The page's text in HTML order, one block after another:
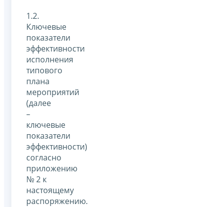
1.2.
Ключевые
показатели
эффективности
исполнения
типового
плана
мероприятий
(далее
–
ключевые
показатели
эффективности)
согласно
приложению
№ 2 к
настоящему
распоряжению.